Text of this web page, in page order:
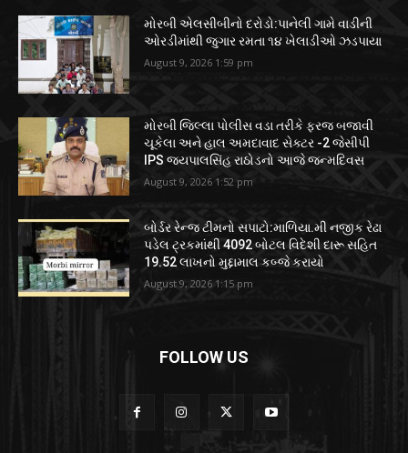
મોરબી એલસીબીનો દરોડો:પાનેલી ગામે વાડીની
ઓરડીમાંથી જુગાર રમતા ૧૪ ખેલાડીઓ ઝડપાયા
August 9, 2026 1:59 pm
મોરબી જિલ્લા પોલીસ વડા તરીકે ફરજ બજાવી
ચૂકેલા અને હાલ અમદાવાદ સેક્ટર -2 જેસીપી
IPS જયપાલસિંહ રાઠોડનો આજે જન્મદિવસ
August 9, 2026 1:52 pm
બોર્ડર રેન્જ ટીમનો સપાટો:માળિયા.મી નજીક રેઢા
પડેલ ટ્રકમાંથી 4092 બોટલ વિદેશી દારૂ સહિત
19.52 લાખનો મુદ્દામાલ કબ્જે કરાયો
August 9, 2026 1:15 pm
FOLLOW US